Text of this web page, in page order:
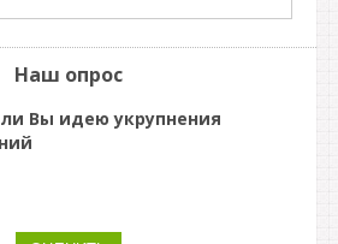
Наш опрос
Вы идею укрупнения